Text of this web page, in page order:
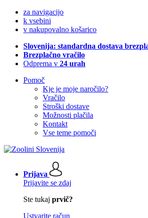
za navigacijo
k vsebini
v nakupovalno košarico
Slovenija: standardna dostava
Brezplačno vračilo
Odprema v 24 urah
Pomoč
Kje je moje naročilo?
Vračilo
Stroški dostave
Možnosti plačila
Kontakt
Vse teme pomoči
Prijava
Prijavite se zdaj
Ste tukaj prvič?
Ustvarite račun